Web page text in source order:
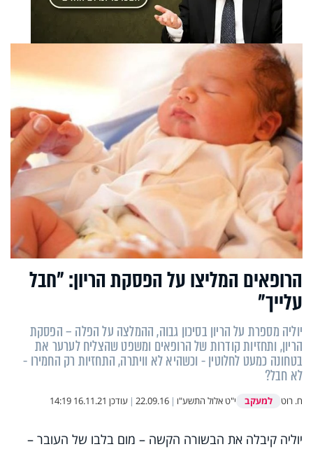
הרופאים המליצו על הפסקת הריון: "חבל
עלייך"
יוליה מספרת על הריון בסיכון גבוה, ההמלצה על הפלה – הפסקת
הריון, ותחזיות קודרות של הרופאים ומשפט שהצליח לערער את
בטחונה כמעט לחלוטין - וכשהיא לא וויתרה, התחזיות רק החמירו -
לא חבל?
ח. רוט למעקב י"ט אלול התשע"ו |
22.09.16
| עודכן 16.11.21 14:19
יוליה קיבלה את הבשורה הקשה – מום בלבו של העובר –